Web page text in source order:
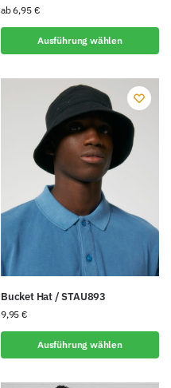
ab6,95 €
Ausführung wählen
Bucket Hat / STAU893
9,95€
Ausführung wählen